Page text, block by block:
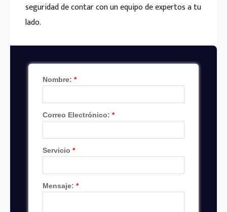
seguridad de contar con un equipo de expertos a tu
lado.